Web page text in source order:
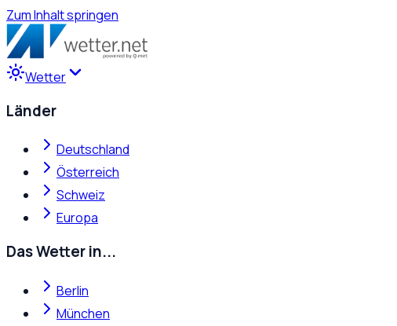
Zum Inhalt springen
Wetter
Länder
Deutschland
Österreich
Schweiz
Europa
Das Wetter in...
Berlin
München